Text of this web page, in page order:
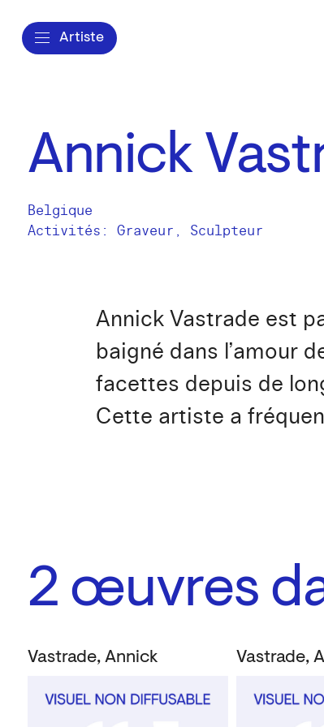
Artiste
Annick
Belgique
Activités: Graveur Sculpteur
Annick Vastrade est
baigné dans l’amour
facettes depuis de
Cette artiste a
2 œuvres
Vastrade, Annick Vastrade,